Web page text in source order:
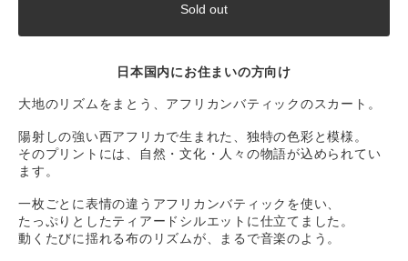
Sold out
日本国内にお住まいの方向け
大地のリズムをまとう、アフリカンバティックのスカート。
陽射しの強い西アフリカで生まれた、独特の色彩と模様。
そのプリントには、自然・文化・人々の物語が込められてい
ます。
一枚ごとに表情の違うアフリカンバティックを使い、
たっぷりとしたティアードシルエットに仕立てました。
動くたびに揺れる布のリズムが、まるで音楽のよう。